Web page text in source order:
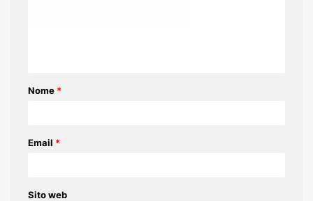
o
Nome *
Email *
Sito web